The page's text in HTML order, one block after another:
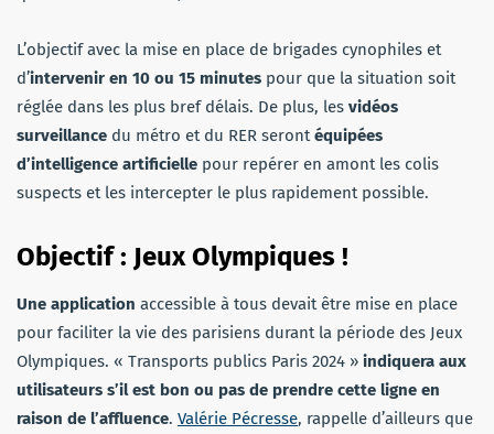
L’objectif avec la mise en place de brigades cynophiles et
d’intervenir en 10 ou 15 minutes pour que la situation soit
réglée dans les plus bref délais. De plus, les vidéos
surveillance du métro et du RER serontéquipées
d’intelligence artificielle pour repérer en amont les colis
suspects et les intercepter le plus rapidement possible.
Objectif : Jeux Olympiques !
Une application accessible à tous devait être mise en place
pour faciliter la vie des parisiens durant la période des Jeux
Olympiques. « Transports publics Paris 2024 » indiquera aux
utilisateurs s’il est bon ou pas de prendre cette ligne en
raison de l’affluence. Valérie Pécresse, rappelle d’ailleurs que